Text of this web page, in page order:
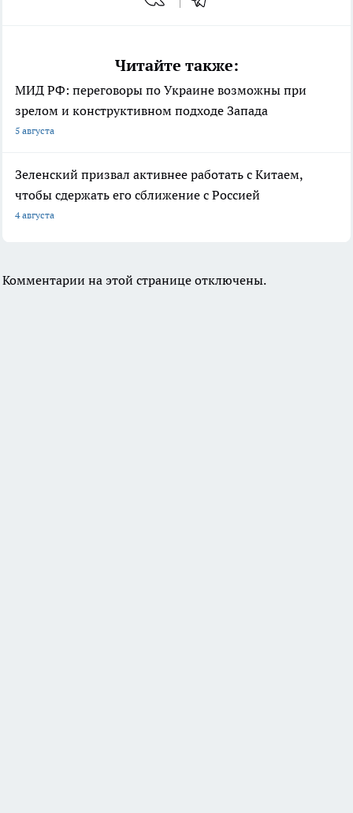
Читайте также:
МИД РФ: переговоры по Украине возможны при
зрелом и конструктивном подходе Запада
5 августа
Зеленский призвал активнее работать с Китаем,
чтобы сдержать его сближение с Россией
4 августа
Комментарии на этой странице отключены.